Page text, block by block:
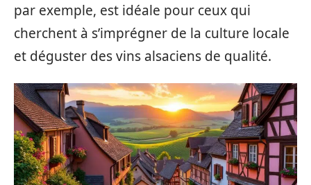
par exemple, est idéale pour ceux qui
cherchent à s’imprégner de la culture locale
et déguster des vins alsaciens de qualité.